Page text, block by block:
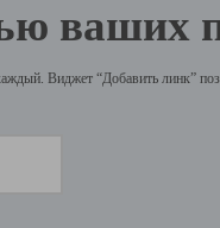
ваших
Виджет “Добавить линк”